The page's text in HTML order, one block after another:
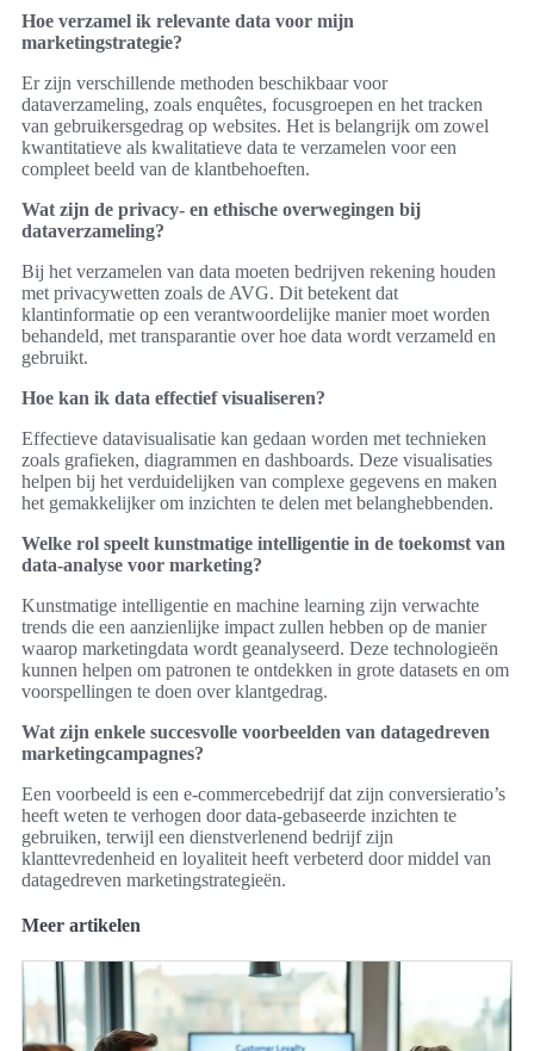
Hoe verzamel ik relevante data voor mijn
marketingstrategie?
Er zijn verschillende methoden beschikbaar voor
dataverzameling, zoals enquêtes, focusgroepen en het tracken
van gebruikersgedrag op websites. Het is belangrijk om zowel
kwantitatieve als kwalitatieve data te verzamelen voor een
compleet beeld van de klantbehoeften.
Wat zijn de privacy- en ethische overwegingen bij
dataverzameling?
Bij het verzamelen van data moeten bedrijven rekening houden
met privacywetten zoals de AVG. Dit betekent dat
klantinformatie op een verantwoordelijke manier moet worden
behandeld, met transparantie over hoe data wordt verzameld en
gebruikt.
Hoe kan ik data effectief visualiseren?
Effectieve datavisualisatie kan gedaan worden met technieken
zoals grafieken, diagrammen en dashboards. Deze visualisaties
helpen bij het verduidelijken van complexe gegevens en maken
het gemakkelijker om inzichten te delen met belanghebbenden.
Welke rol speelt kunstmatige intelligentie in de toekomst van
data-analyse voor marketing?
Kunstmatige intelligentie en machine learning zijn verwachte
trends die een aanzienlijke impact zullen hebben op de manier
waarop marketingdata wordt geanalyseerd. Deze technologieën
kunnen helpen om patronen te ontdekken in grote datasets en om
voorspellingen te doen over klantgedrag.
Wat zijn enkele succesvolle voorbeelden van datagedreven
marketingcampagnes?
Een voorbeeld is een e-commercebedrijf dat zijn conversieratio’s
heeft weten te verhogen door data-gebaseerde inzichten te
gebruiken, terwijl een dienstverlenend bedrijf zijn
klanttevredenheid en loyaliteit heeft verbeterd door middel van
datagedreven marketingstrategieën.
Meer artikelen